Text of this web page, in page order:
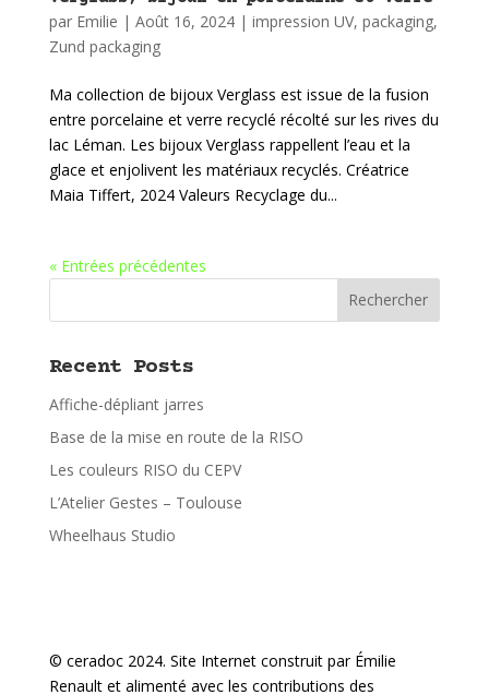
par Emilie | Août 16, 2024| impression UV, packaging,
Zund packaging
Ma collection de bijoux Verglass est issue de la fusion
entre porcelaine et verre recyclé récolté sur les rives du
lac Léman. Les bijoux Verglass rappellent l’eau et la
glace et enjolivent les matériaux recyclés. Créatrice
Maia Tiffert, 2024 Valeurs Recyclage du...
« Entrées précédentes
Rechercher
Recent Posts
Affiche-dépliant jarres
Base de la mise en route de la RISO
Les couleurs RISO du CEPV
L’Atelier Gestes – Toulouse
Wheelhaus Studio
© ceradoc 2024. Site Internet construit par Émilie
Renault et alimenté avec les contributions des